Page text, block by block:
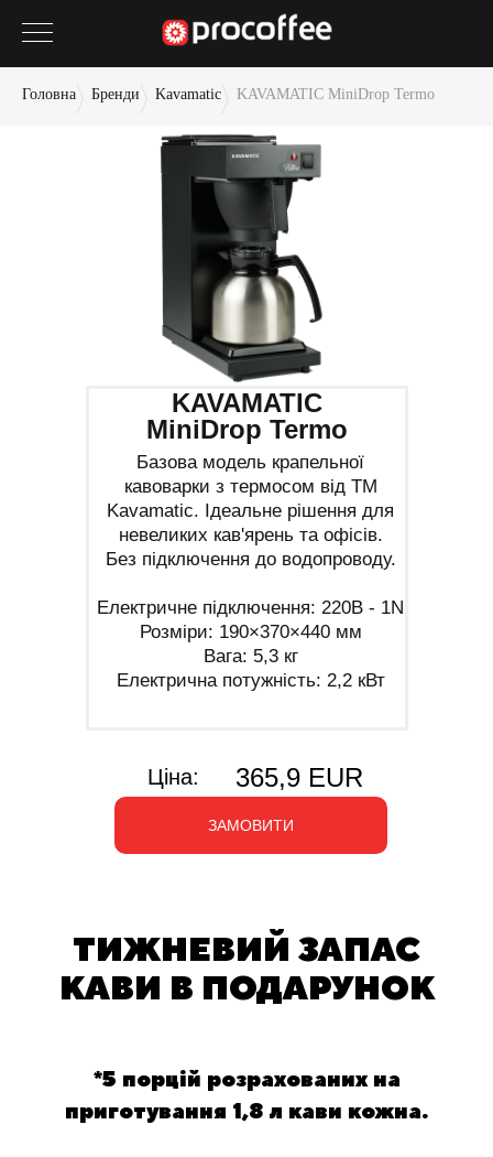
Головна Бренди Kavamatic KAVAMATIC MiniDrop Termo
KAVAMATIC
MiniDrop Termo
ЗАМОВИТИ
Ціна: 365,9 EUR
Базова модель крапельної
кавоварки з термосом від ТМ
Kavamatic. Ідеальне рішення для
невеликих кав'ярень та офісів.
Без підключення до водопроводу.
Електричне підключення: 220В - 1N
Розміри: 190×370×440 мм
Вага: 5,3 кг
Електрична потужність: 2,2 кВт
ТИЖНЕВИЙ ЗАПАС
КАВИ В ПОДАРУНОК
*5 порцій розрахованих на
приготування 1,8 л кави кожна.